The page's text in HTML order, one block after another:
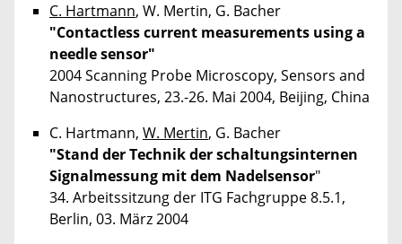
C. Hartmann, W. Mertin, G. Bacher
"Contactless current measurements using a
needle sensor"
2004 Scanning Probe Microscopy, Sensors and
Nanostructures, 23.-26. Mai 2004, Beijing, China
C. Hartmann, W. Mertin, G. Bacher
"Stand der Technik der schaltungsinternen
Signalmessung mit dem Nadelsensor"
34. Arbeitssitzung der ITG Fachgruppe 8.5.1,
Berlin, 03. März 2004